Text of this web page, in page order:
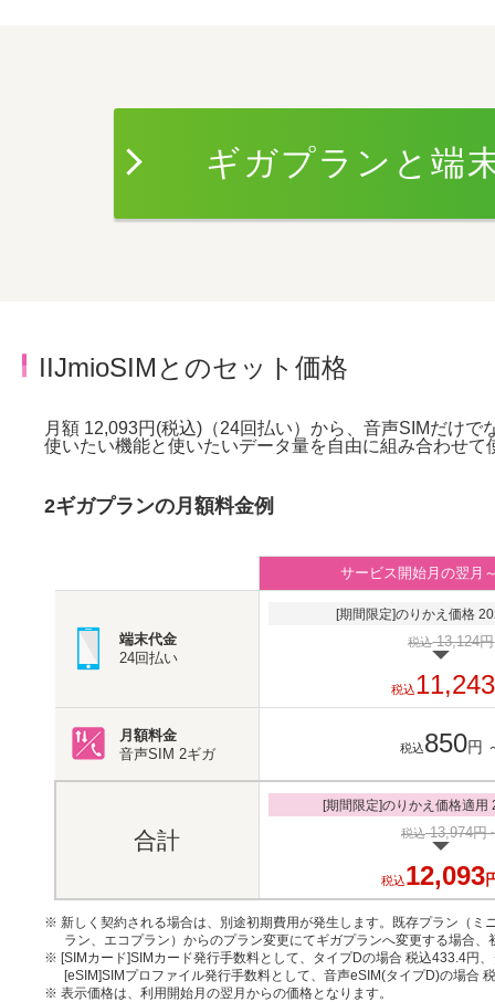
ギガプランと端
IIJmioSIMとのセット価格
月額 12,093円(税込)（24回払い）から、音声SIMだけで
使いたい機能と使いたいデータ量を自由に組み合わせて
2ギガプランの月額料金例
サービス開始月の翌月
端末代金
24回払い
[期間限定]のりかえ価格
税込13,124円
税込11,243
月額料金
音声SIM 2ギガ 税込850円
合計
[期間限定]のりかえ価格適用
税込13,974円
税込12,093
※ 新しく契約される場合は、別途初期費用が発生します。既存プラン（
ラン、エコプラン）からのプラン変更にてギガプランへ変更する場合、
※ [SIMカード]SIMカード発行手数料として、タイプDの場合 税込433.4円
[eSIM]SIMプロファイル発行手数料として、音声eSIM(タイプD)の場合
※ 表示価格は、利用開始月の翌月からの価格となります。